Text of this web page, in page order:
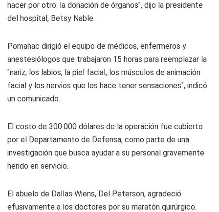
hacer por otro: la donación de órganos", dijo la presidente
del hospital, Betsy Nable.
Pomahac dirigió el equipo de médicos, enfermeros y
anestesiólogos que trabajaron 15 horas para reemplazar la
"nariz, los labios, la piel facial, los músculos de animación
facial y los nervios que los hace tener sensaciones", indicó
un comunicado.
El costo de 300.000 dólares de la operación fue cubierto
por el Departamento de Defensa, como parte de una
investigación que busca ayudar a su personal gravemente
herido en servicio.
El abuelo de Dallas Wiens, Del Peterson, agradeció
efusivamente a los doctores por su maratón quirúrgico.